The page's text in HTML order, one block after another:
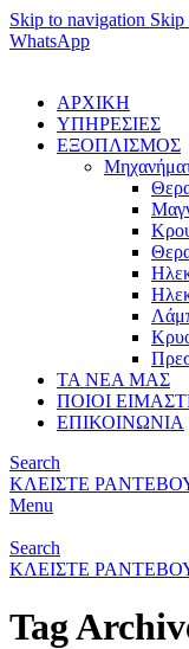
Skip to navigation Skip
WhatsApp
ΑΡΧΙΚΗ
ΥΠΗΡΕΣΙΕΣ
ΕΞΟΠΛΙΣΜΟΣ
ΤΑ ΝΕΑ ΜΑΣ
ΠΟΙΟΙ
ΕΠΙΚΟΙΝΩΝΙΑ
Search
ΚΛΕΙΣΤΕ
Menu
Search
ΚΛΕΙΣΤΕ
Tag